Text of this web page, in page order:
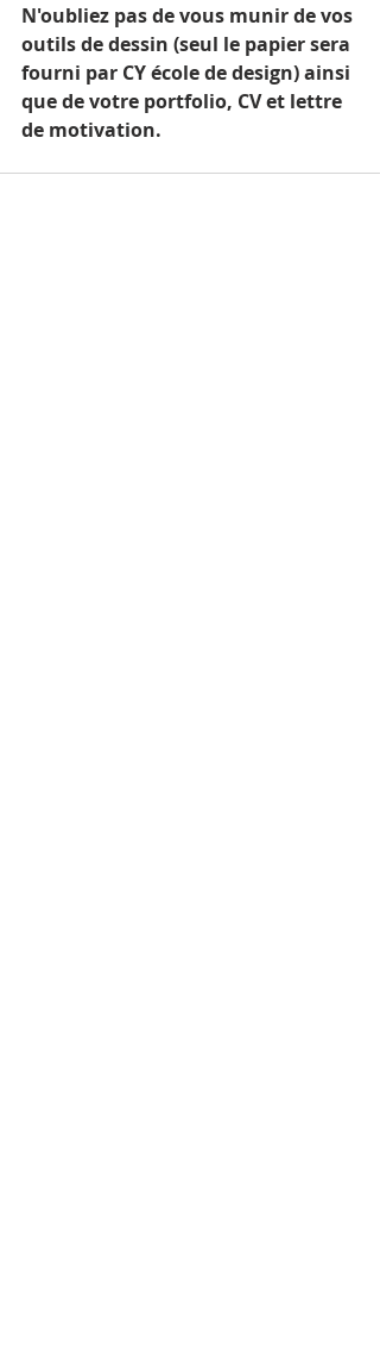
N'oubliez pas de vous munir de vos
outils de dessin (seul le papier sera
fourni par CY école de design) ainsi
que de votre portfolio, CV et lettre
de motivation.